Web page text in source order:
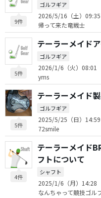
9件
ゴルフギア
2026/5/16（土）09:35
帰って来た竜戦士
5件
テーラーメイド
ゴルフギア
2026/1/6（火）08:01
yms
5件
テーラーメイド
ゴルフギア
2025/5/25（日）14:59
72smile
4件
テーラーメイド
フトについて
シャフト
2025/1/6（月）14:28
なんちゃって競技ゴル